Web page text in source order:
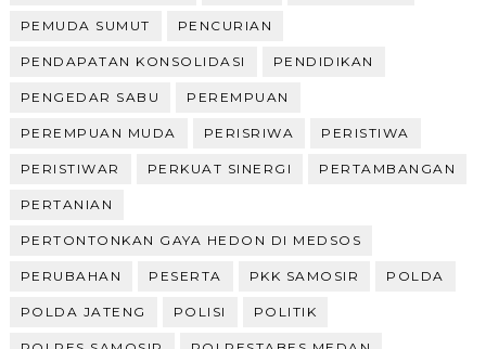
PEMUDA SUMUT PENCURIAN
PENDAPATAN KONSOLIDASI PENDIDIKAN
PENGEDAR SABU PEREMPUAN
PEREMPUAN MUDA PERISRIWA PERISTIWA
PERISTIWAR PERKUAT SINERGI PERTAMBANGAN
PERTANIAN
PERTONTONKAN GAYA HEDON DI MEDSOS
PERUBAHAN PESERTA PKK SAMOSIR POLDA
POLDA JATENG POLISI POLITIK